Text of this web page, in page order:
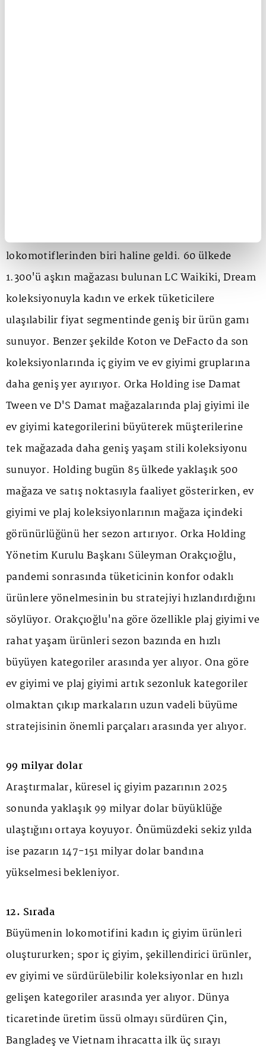
lokomotiflerinden biri haline geldi. 60 ülkede
1.300'ü aşkın mağazası bulunan LC Waikiki, Dream
koleksiyonuyla kadın ve erkek tüketicilere
ulaşılabilir fiyat segmentinde geniş bir ürün gamı
sunuyor. Benzer şekilde Koton ve DeFacto da son
koleksiyonlarında iç giyim ve ev giyimi gruplarına
daha geniş yer ayırıyor. Orka Holding ise Damat
Tween ve D'S Damat mağazalarında plaj giyimi ile
ev giyimi kategorilerini büyüterek müşterilerine
tek mağazada daha geniş yaşam stili koleksiyonu
sunuyor. Holding bugün 85 ülkede yaklaşık 500
mağaza ve satış noktasıyla faaliyet gösterirken, ev
giyimi ve plaj koleksiyonlarının mağaza içindeki
görünürlüğünü her sezon artırıyor. Orka Holding
Yönetim Kurulu Başkanı Süleyman Orakçıoğlu,
pandemi sonrasında tüketicinin konfor odaklı
ürünlere yönelmesinin bu stratejiyi hızlandırdığını
söylüyor. Orakçıoğlu'na göre özellikle plaj giyimi ve
rahat yaşam ürünleri sezon bazında en hızlı
büyüyen kategoriler arasında yer alıyor. Ona göre
ev giyimi ve plaj giyimi artık sezonluk kategoriler
olmaktan çıkıp markaların uzun vadeli büyüme
stratejisinin önemli parçaları arasında yer alıyor.
99 milyar dolar
Araştırmalar, küresel iç giyim pazarının 2025
sonunda yaklaşık 99 milyar dolar büyüklüğe
ulaştığını ortaya koyuyor. Önümüzdeki sekiz yılda
ise pazarın 147-151 milyar dolar bandına
yükselmesi bekleniyor.
12. Sırada
Büyümenin lokomotifini kadın iç giyim ürünleri
oluştururken; spor iç giyim, şekillendirici ürünler,
ev giyimi ve sürdürülebilir koleksiyonlar en hızlı
gelişen kategoriler arasında yer alıyor. Dünya
ticaretinde üretim üssü olmayı sürdüren Çin,
Bangladeş ve Vietnam ihracatta ilk üç sırayı